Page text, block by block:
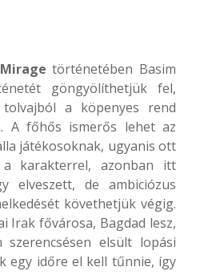
történetében Basim
göngyölíthetjük fel,
a köpenyes rend
A főhős ismerős lehet az
játékosoknak, ugyanis ott
karakterrel, azonban itt
elveszett, de ambiciózus
követhetjük végig.
Irak fővárosa, Bagdad lesz,
elsült lopási
egy időre el kell tűnnie, így